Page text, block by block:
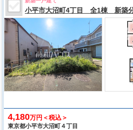
小平市大沼町4丁目 全1棟 新築
4,180万円＜税込＞
東京都小平市大沼町４丁目